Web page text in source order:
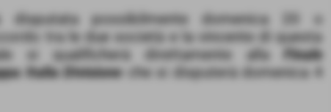
disputata possibilmente domenica 20 o
tra le due società e la vincente di questa
si qualificherà direttamente alla
Finale
Italia Divisione che si disputerà domenica 4